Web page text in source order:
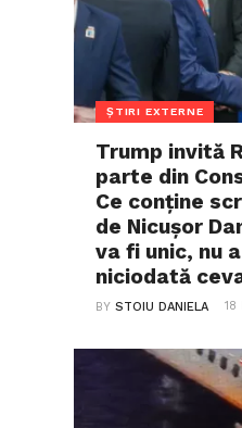
ȘTIRI EXTERNE
Trump invită
parte din
Ce conține
de Nicușor
va fi unic, nu
niciodată
BYSTOIU DANIELA 18